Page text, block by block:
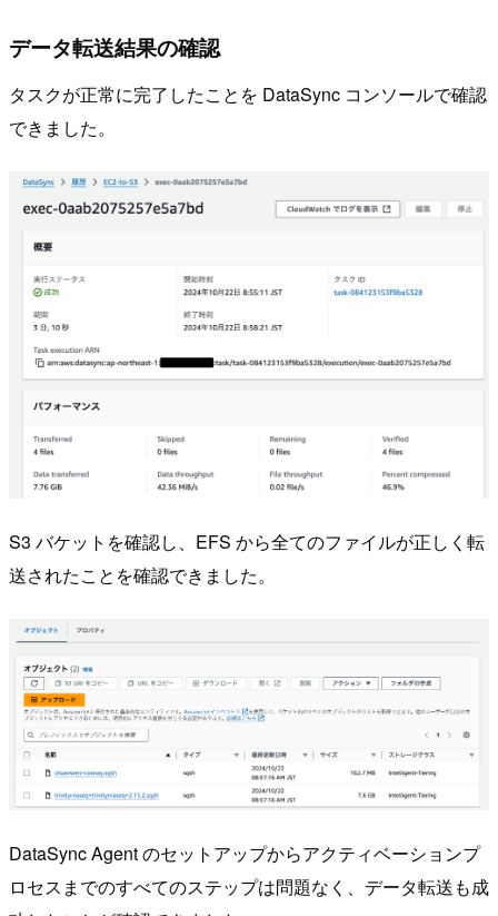
データ転送結果の確認
タスクが正常に完了したことを DataSync コンソールで確認
できました。
S3 バケットを確認し、EFS から全てのファイルが正しく転
送されたことを確認できました。
DataSync Agent のセットアップからアクティベーションプ
ロセスまでのすべてのステップは問題なく、データ転送も成